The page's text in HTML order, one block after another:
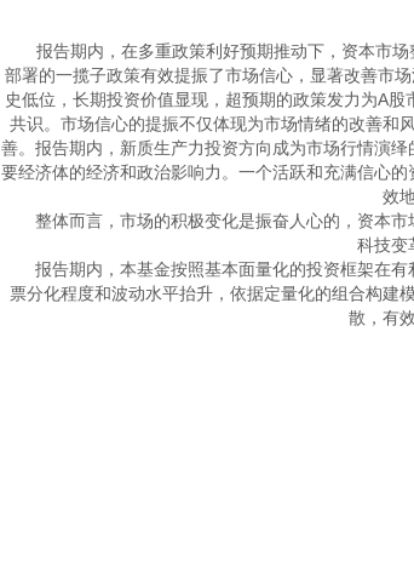
报告期内，在多重政策利好预期推动下，资本市
部署的一揽子政策有效提振了市场信心，显著改善市
史低位，长期投资价值显现，超预期的政策发力为A
共识。市场信心的提振不仅体现为市场情绪的改善和
善。报告期内，新质生产力投资方向成为市场行情演
要经济体的经济和政治影响力。一个活跃和充满信心
效
整体而言，市场的积极变化是振奋人心的，资本市
科技变
报告期内，本基金按照基本面量化的投资框架在有
票分化程度和波动水平抬升，依据定量化的组合构建
散，有